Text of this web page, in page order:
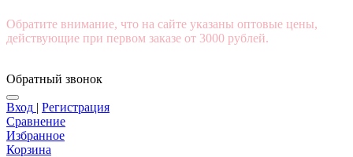
Обратите внимание, что на сайте указаны оптовые цены,
действующие при первом заказе от 3000 рублей.
Обратный звонок
Вход | Регистрация
Сравнение
Избранное
Корзина